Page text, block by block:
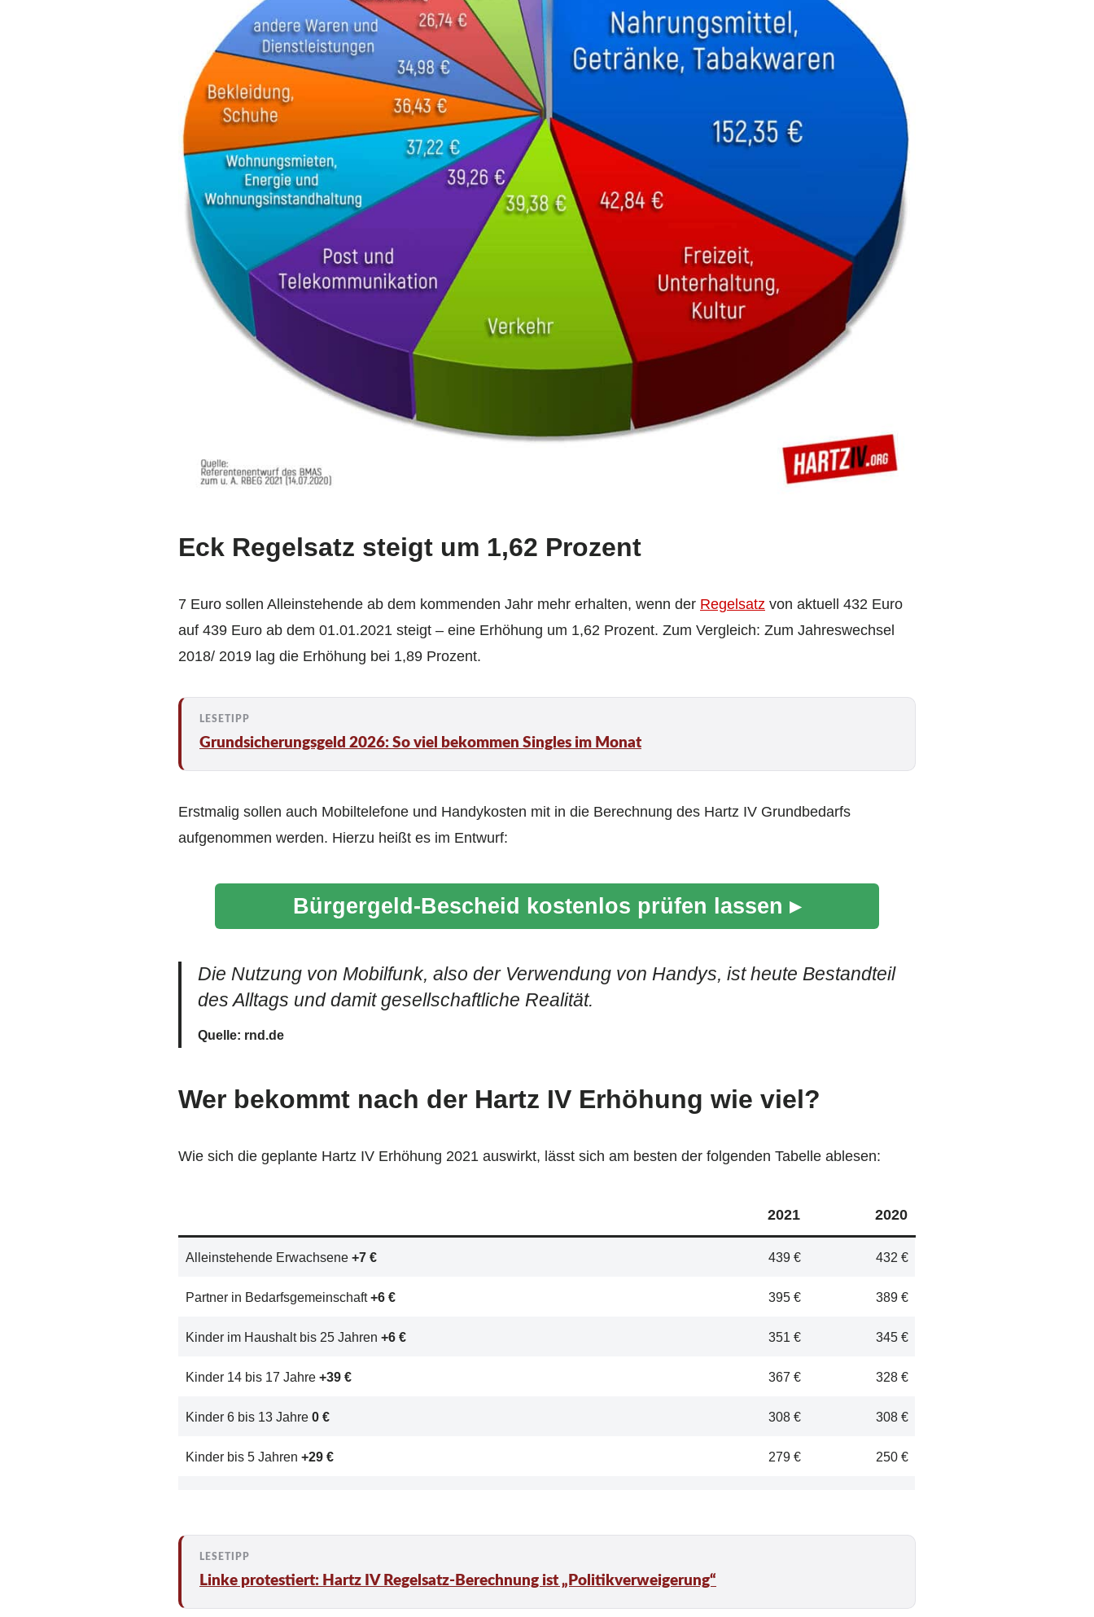
Eck Regelsatz steigt um 1,62 Prozent
7 Euro sollen Alleinstehende ab dem kommenden Jahr mehr erhalten, wenn der Regelsatz von aktuell 432 Euro
auf 439 Euro ab dem 01.01.2021 steigt – eine Erhöhung um 1,62 Prozent. Zum Vergleich: Zum Jahreswechsel
2018/ 2019 lag die Erhöhung bei 1,89 Prozent.
Grundsicherungsgeld 2026: So viel bekommen Singles im Monat
Erstmalig sollen auch Mobiltelefone und Handykosten mit in die Berechnung des Hartz IV Grundbedarfs
aufgenommen werden. Hierzu heißt es im Entwurf:
Bürgergeld-Bescheid kostenlos prüfen lassen ▸
Die Nutzung von Mobilfunk, also der Verwendung von Handys, ist heute Bestandteil
des Alltags und damit gesellschaftliche Realität.
Quelle: rnd.de
Wer bekommt nach der Hartz IV Erhöhung wie viel?
Wie sich die geplante Hartz IV Erhöhung 2021 auswirkt, lässt sich am besten der folgenden Tabelle ablesen:
2021 2020
Alleinstehende Erwachsene+7 € 439 € 432 €
Partner in Bedarfsgemeinschaft+6 € 395 € 389 €
Kinder im Haushalt bis 25 Jahren+6 € 351 € 345 €
Kinder 14 bis 17 Jahre+39 € 367 € 328 €
Kinder 6 bis 13 Jahre0 € 308 € 308 €
Kinder bis 5 Jahren+29 € 279 € 250 €
Linke protestiert: Hartz IV Regelsatz-Berechnung ist „Politikverweigerung“